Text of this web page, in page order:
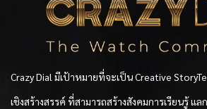
Crazy Dial มีเป้าหมายที่จะเป็น Creative
เชิงสร้างสรรค์ ที่สามารถสร้างสังคมการเรียนรู้ แ